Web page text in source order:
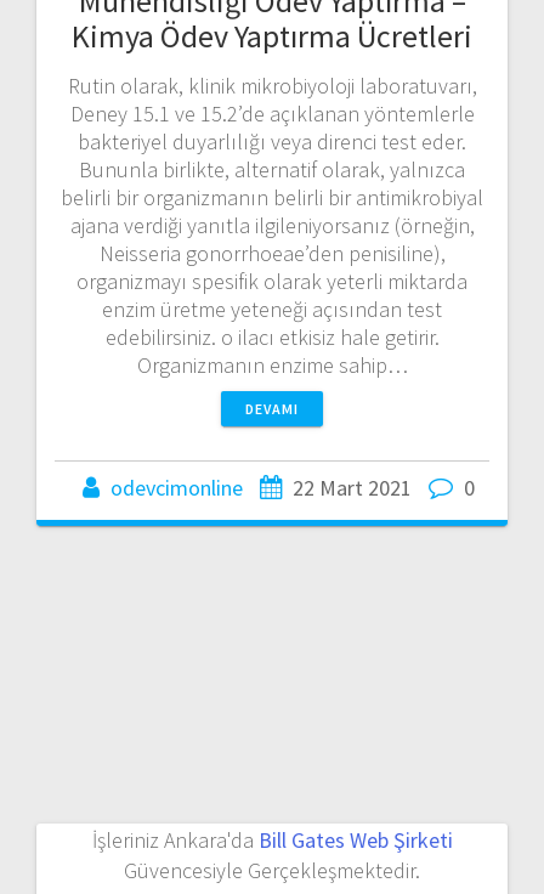
Kimya Ödev Yaptırma Ücretleri
Rutin olarak, klinik mikrobiyoloji laboratuvarı,
Deney 15.1 ve 15.2’de açıklanan yöntemlerle
bakteriyel duyarlılığı veya direnci test eder.
Bununla birlikte, alternatif olarak, yalnızca
belirli bir organizmanın belirli bir antimikrobiyal
ajana verdiği yanıtla ilgileniyorsanız (örneğin,
Neisseria gonorrhoeae’den penisiline),
organizmayı spesifik olarak yeterli miktarda
enzim üretme yeteneği açısından test
edebilirsiniz. o ilacı etkisiz hale getirir.
Organizmanın enzime sahip…
DEVAMI
odevcimonline 22 Mart 2021 0
İşleriniz Ankara'da Bill Gates Web Şirketi
Güvencesiyle Gerçekleşmektedir.